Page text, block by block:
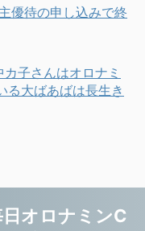
優待の申し込みで終
子さんはオロナミ
る大ばあばは長生き
オロナミンC